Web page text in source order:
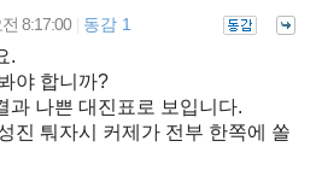
8:17:00 동감 1
.
야 합니까?
과 나쁜 대진표로 보입니다.
진 퉈자시 커제가 전부 한쪽에 쏠